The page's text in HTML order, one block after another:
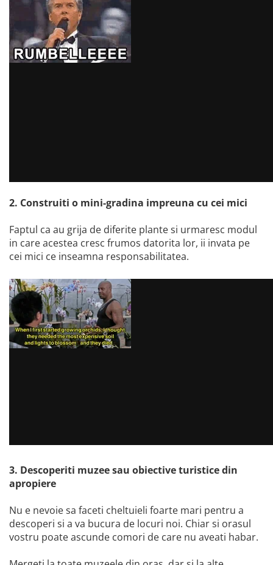
2. Construiti o mini-gradina impreuna cu cei mici
Faptul ca au grija de diferite plante si urmaresc modul
in care acestea cresc frumos datorita lor, ii invata pe
cei mici ce inseamna responsabilitatea.
3. Descoperiti muzee sau obiective turistice din
apropiere
Nu e nevoie sa faceti cheltuieli foarte mari pentru a
descoperi si a va bucura de locuri noi. Chiar si orasul
vostru poate ascunde comori de care nu aveati habar.